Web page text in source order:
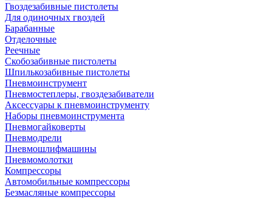
Гвоздезабивные пистолеты
Для одиночных гвоздей
Барабанные
Отделочные
Реечные
Скобозабивные пистолеты
Шпилькозабивные пистолеты
Пневмоинструмент
Пневмостеплеры, гвоздезабиватели
Аксессуары к пневмоинструменту
Наборы пневмоинструмента
Пневмогайковерты
Пневмодрели
Пневмошлифмашины
Пневмомолотки
Компрессоры
Автомобильные компрессоры
Безмасляные компрессоры